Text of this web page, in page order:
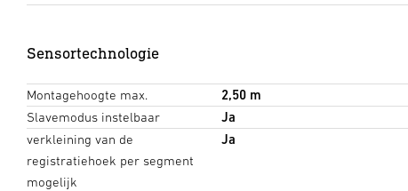
Sensortechnologie
Montagehoogte max.
2,50 m
Slavemodus instelbaar
Ja
verkleining van de
registratiehoek per segment
mogelijk
Ja